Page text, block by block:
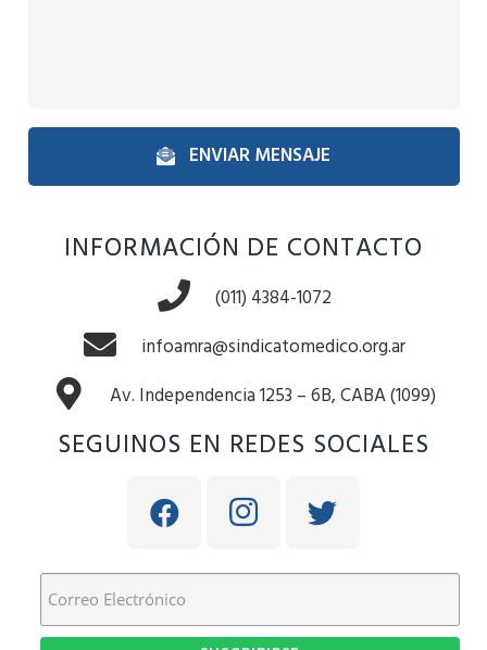
ENVIAR MENSAJE
INFORMACIÓN DE CONTACTO
(011) 4384-1072
infoamra@sindicatomedico.org.ar
Av. Independencia 1253 – 6B, CABA (1099)
SEGUINOS EN REDES SOCIALES